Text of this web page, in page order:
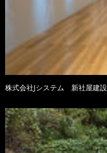
株式会社Jシステム 新社屋建設